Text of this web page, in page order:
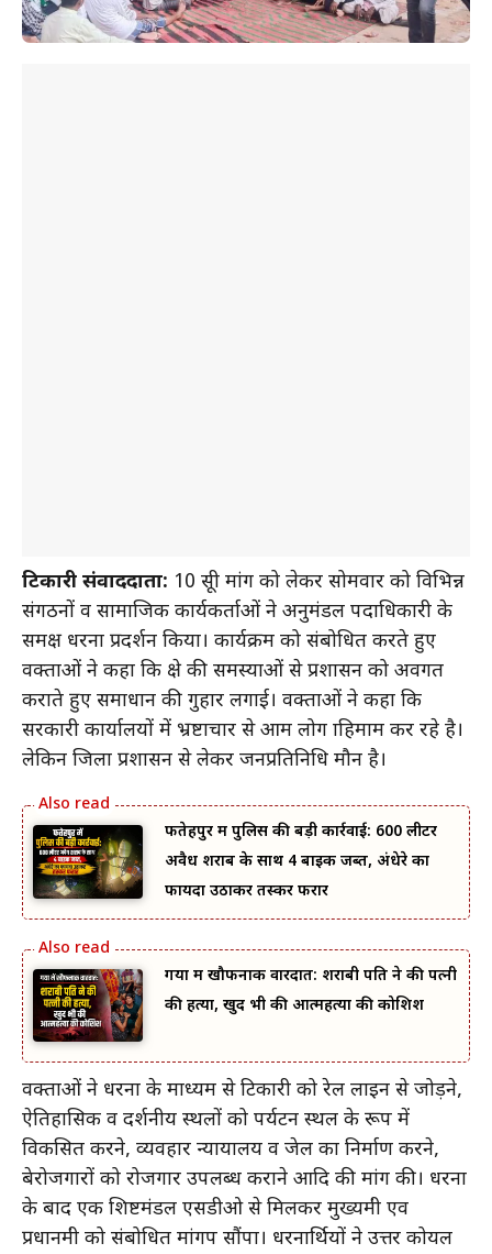
टिकारी संवाददाता: 10 सूत्री मांग को लेकर सोमवार को विभिन्न
संगठनों व सामाजिक कार्यकर्ताओं ने अनुमंडल पदाधिकारी के
समक्ष धरना प्रदर्शन किया। कार्यक्रम को संबोधित करते हुए
वक्ताओं ने कहा कि क्षेत्र की समस्याओं से प्रशासन को अवगत
कराते हुए समाधान की गुहार लगाई। वक्ताओं ने कहा कि
सरकारी कार्यालयों में भ्रष्टाचार से आम लोग त्राहिमाम कर रहे है।
लेकिन जिला प्रशासन से लेकर जनप्रतिनिधि मौन है।
फतेहपुर में पुलिस की बड़ी कार्रवाई: 600 लीटर
अवैध शराब के साथ 4 बाइक जब्त, अंधेरे का
फायदा उठाकर तस्कर फरार
गया में खौफनाक वारदात: शराबी पति ने की पत्नी
की हत्या, खुद भी की आत्महत्या की कोशिश
वक्ताओं ने धरना के माध्यम से टिकारी को रेल लाइन से जोड़ने,
ऐतिहासिक व दर्शनीय स्थलों को पर्यटन स्थल के रूप में
विकसित करने, व्यवहार न्यायालय व जेल का निर्माण करने,
बेरोजगारों को रोजगार उपलब्ध कराने आदि की मांग की। धरना
के बाद एक शिष्टमंडल एसडीओ से मिलकर मुख्यमंत्री एव
प्रधानमंत्री को संबोधित मांगपत्र सौंपा। धरनार्थियों ने उत्तर कोयल